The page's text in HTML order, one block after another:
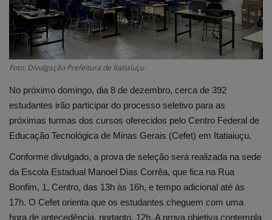
Edições em PDF
Fotos
Foto: Divulgação Prefeitura de Itatiaiuçu
No próximo domingo, dia 8 de dezembro, cerca de 392
estudantes irão participar do processo seletivo para as
próximas turmas dos cursos oferecidos pelo Centro Federal de
Educação Tecnológica de Minas Gerais (Cefet) em Itatiaiuçu.
Conforme divulgado, a prova de seleção será realizada na sede
da Escola Estadual Manoel Dias Corrêa, que fica na Rua
Bonfim, 1, Centro, das 13h às 16h, e tempo adicional até às
17h. O Cefet orienta que os estudantes cheguem com uma
hora de antecedência, portanto, 12h. A prova objetiva contempla